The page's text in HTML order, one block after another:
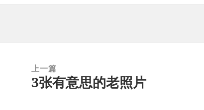
上一篇
上
3张有意思的老照片